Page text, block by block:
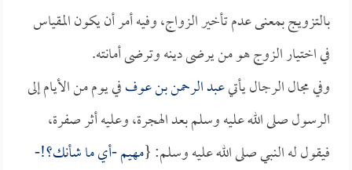
بالتزويج بمعنى عدم تأخير الزواج، وفيه أمر أن يكون المقياس
في اختيار الزوج هو من يرضى دينه وترضى أمانته.
وفي مجال الرجال يأتيعبد الرحمن بن عوففي يوم من الأيام إلى
الرسول صلى الله عليه وسلم بعد الهجرة، وعليه أثر صفرة،
فيقول له النبي صلى الله عليه وسلم: {مهيم -أي ما شأنك؟!-